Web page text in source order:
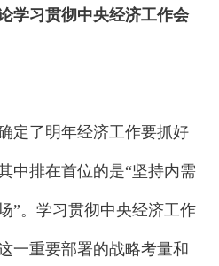
习贯彻中央经济工作会
了明年经济工作要抓好
中排在首位的是“坚持内需
”。学习贯彻中央经济工作
一重要部署的战略考量和